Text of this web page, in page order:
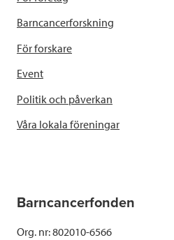
Barncancerforskning
För forskare
Event
Politik och påverkan
Våra lokala föreningar
Barncancerfonden
Org. nr: 802010-6566